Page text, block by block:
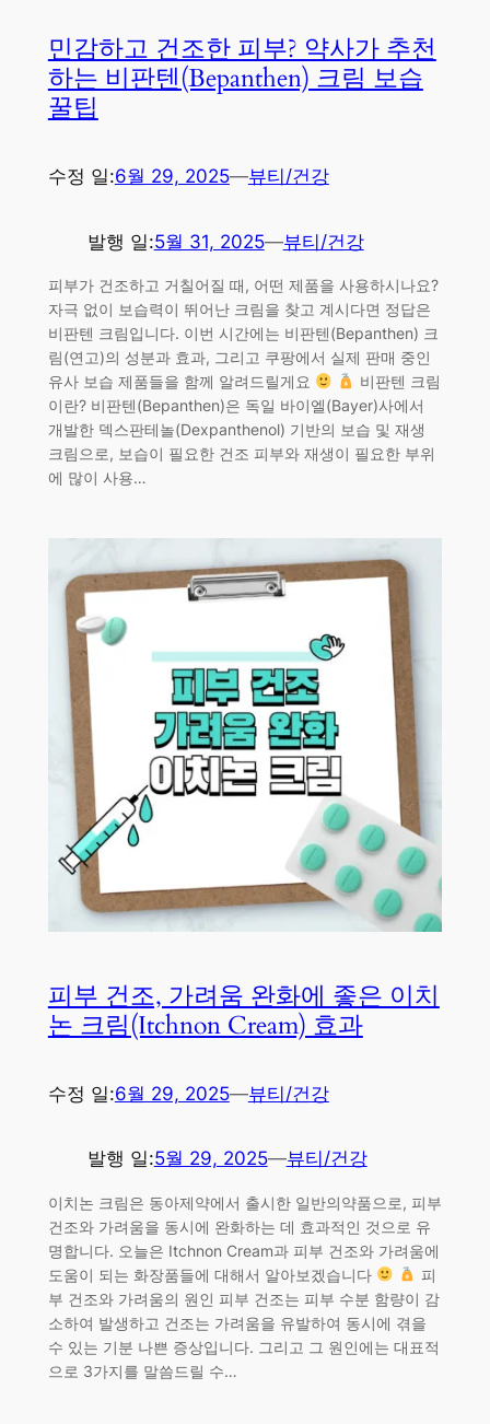
민감하고 건조한 피부? 약사가 추천
하는 비판텐(Bepanthen) 크림 보습
꿀팁
수정 일:6월 29, 2025—뷰티/건강
발행 일:5월 31, 2025—뷰티/건강
피부가 건조하고 거칠어질 때, 어떤 제품을 사용하시나요?
자극 없이 보습력이 뛰어난 크림을 찾고 계시다면 정답은
비판텐 크림입니다. 이번 시간에는 비판텐(Bepanthen) 크
림(연고)의 성분과 효과, 그리고 쿠팡에서 실제 판매 중인
유사 보습 제품들을 함께 알려드릴게요
비판텐 크림
이란? 비판텐(Bepanthen)은 독일 바이엘(Bayer)사에서
개발한 덱스판테놀(Dexpanthenol) 기반의 보습 및 재생
크림으로, 보습이 필요한 건조 피부와 재생이 필요한 부위
에 많이 사용…
피부 건조, 가려움 완화에 좋은 이치
논 크림(Itchnon Cream) 효과
수정 일:6월 29, 2025—뷰티/건강
발행 일:5월 29, 2025—뷰티/건강
이치논 크림은 동아제약에서 출시한 일반의약품으로, 피부
건조와 가려움을 동시에 완화하는 데 효과적인 것으로 유
명합니다. 오늘은 Itchnon Cream과 피부 건조와 가려움에
도움이 되는 화장품들에 대해서 알아보겠습니다
피
부 건조와 가려움의 원인 피부 건조는 피부 수분 함량이 감
소하여 발생하고 건조는 가려움을 유발하여 동시에 겪을
수 있는 기분 나쁜 증상입니다. 그리고 그 원인에는 대표적
으로 3가지를 말씀드릴 수…